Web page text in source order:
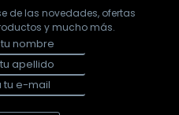
de las novedades, ofertas
y mucho más.